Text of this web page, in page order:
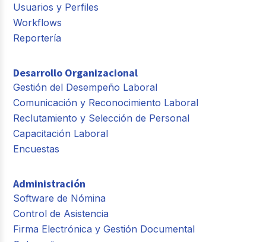
Usuarios y Perfiles
Workflows
Reportería
Desarrollo Organizacional
Gestión del Desempeño Laboral
Comunicación y Reconocimiento Laboral
Reclutamiento y Selección de Personal
Capacitación Laboral
Encuestas
Administración
Software de Nómina
Control de Asistencia
Firma Electrónica y Gestión Documental